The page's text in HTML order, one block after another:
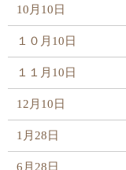
10月10日
１０月10日
１１月10日
12月10日
1月28日
6月28日